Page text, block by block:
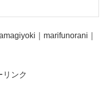
｜marifunorani｜
リンク